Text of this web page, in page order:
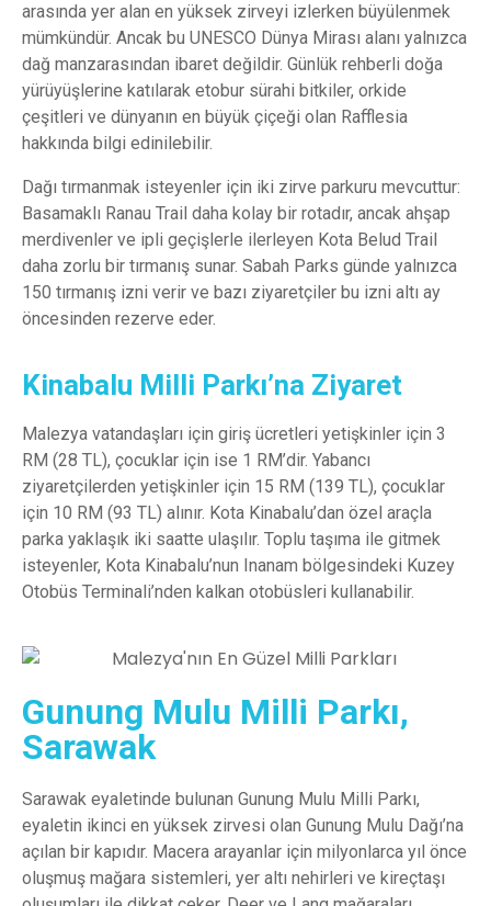
arasında yer alan en yüksek zirveyi izlerken büyülenmek
mümkündür. Ancak bu UNESCO Dünya Mirası alanı yalnızca
dağ manzarasından ibaret değildir. Günlük rehberli doğa
yürüyüşlerine katılarak etobur sürahi bitkiler, orkide
çeşitleri ve dünyanın en büyük çiçeği olan Rafflesia
hakkında bilgi edinilebilir.
Dağı tırmanmak isteyenler için iki zirve parkuru mevcuttur:
Basamaklı Ranau Trail daha kolay bir rotadır, ancak ahşap
merdivenler ve ipli geçişlerle ilerleyen Kota Belud Trail
daha zorlu bir tırmanış sunar. Sabah Parks günde yalnızca
150 tırmanış izni verir ve bazı ziyaretçiler bu izni altı ay
öncesinden rezerve eder.
Kinabalu Milli Parkı’na Ziyaret
Malezya vatandaşları için giriş ücretleri yetişkinler için 3
RM (28 TL), çocuklar için ise 1 RM’dir. Yabancı
ziyaretçilerden yetişkinler için 15 RM (139 TL), çocuklar
için 10 RM (93 TL) alınır. Kota Kinabalu’dan özel araçla
parka yaklaşık iki saatte ulaşılır. Toplu taşıma ile gitmek
isteyenler, Kota Kinabalu’nun Inanam bölgesindeki Kuzey
Otobüs Terminali’nden kalkan otobüsleri kullanabilir.
Gunung Mulu Milli Parkı,
Sarawak
Sarawak eyaletinde bulunan Gunung Mulu Milli Parkı,
eyaletin ikinci en yüksek zirvesi olan Gunung Mulu Dağı’na
açılan bir kapıdır. Macera arayanlar için milyonlarca yıl önce
oluşmuş mağara sistemleri, yer altı nehirleri ve kireçtaşı